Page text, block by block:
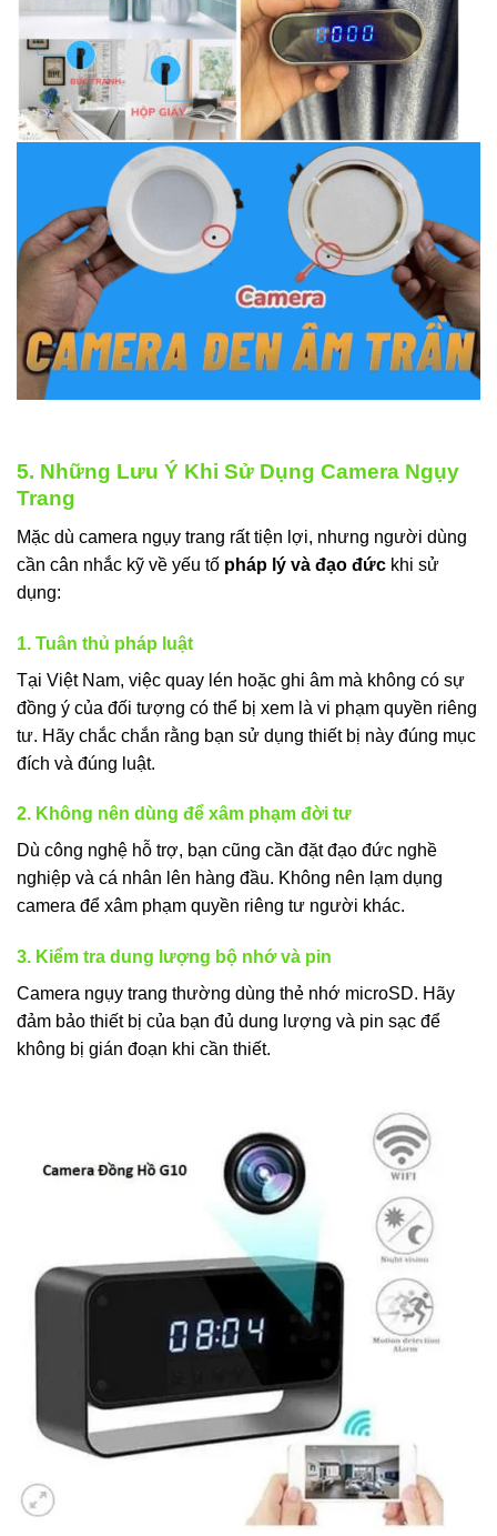
5. Những Lưu Ý Khi Sử Dụng Camera Ngụy
Trang
Mặc dù camera ngụy trang rất tiện lợi, nhưng người dùng
cần cân nhắc kỹ về yếu tố pháp lý và đạo đức khi sử
dụng:
1. Tuân thủ pháp luật
Tại Việt Nam, việc quay lén hoặc ghi âm mà không có sự
đồng ý của đối tượng có thể bị xem là vi phạm quyền riêng
tư. Hãy chắc chắn rằng bạn sử dụng thiết bị này đúng mục
đích và đúng luật.
2. Không nên dùng để xâm phạm đời tư
Dù công nghệ hỗ trợ, bạn cũng cần đặt đạo đức nghề
nghiệp và cá nhân lên hàng đầu. Không nên lạm dụng
camera để xâm phạm quyền riêng tư người khác.
3. Kiểm tra dung lượng bộ nhớ và pin
Camera ngụy trang thường dùng thẻ nhớ microSD. Hãy
đảm bảo thiết bị của bạn đủ dung lượng và pin sạc để
không bị gián đoạn khi cần thiết.